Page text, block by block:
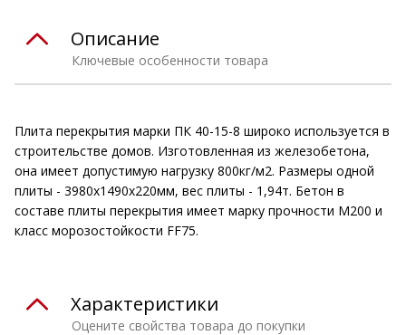
Ключевые особенности товара
Описание
Плита перекрытия марки ПК 40-15-8 широко используется в
строительстве домов. Изготовленная из железобетона,
она имеет допустимую нагрузку 800кг/м2. Размеры одной
плиты - 3980х1490х220мм, вес плиты - 1,94т. Бетон в
составе плиты перекрытия имеет марку прочности М200 и
класс морозостойкости FF75.
Оцените свойства товара до покупки
Характеристики